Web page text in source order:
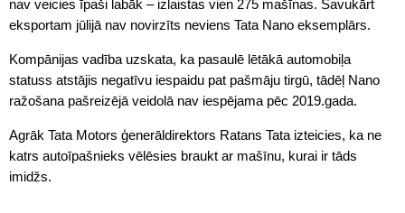
nav veicies īpaši labāk – izlaistas vien 275 mašīnas. Savukārt
eksportam jūlijā nav novirzīts neviens Tata Nano eksemplārs.
Kompānijas vadība uzskata, ka pasaulē lētākā automobiļa
statuss atstājis negatīvu iespaidu pat pašmāju tirgū, tādēļ Nano
ražošana pašreizējā veidolā nav iespējama pēc 2019.gada.
Agrāk Tata Motors ģenerāldirektors Ratans Tata izteicies, ka ne
katrs autoīpašnieks vēlēsies braukt ar mašīnu, kurai ir tāds
imidžs.